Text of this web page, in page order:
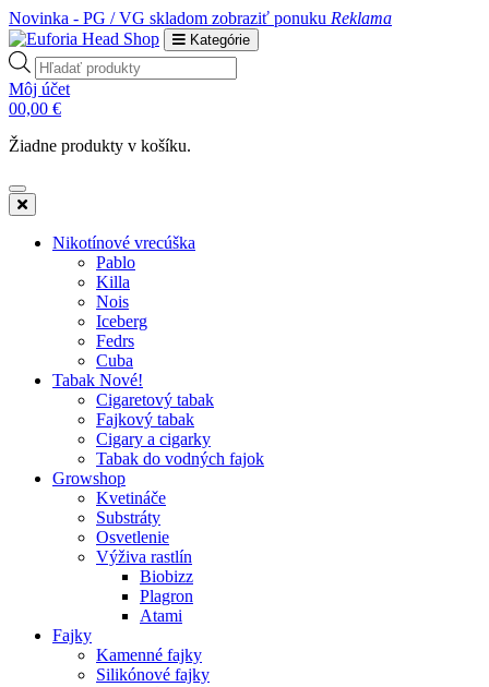
Novinka - PG / VG skladom zobraziť ponuku Reklama
Kategórie
Products
search
Môj účet
00,00 €
Žiadne produkty v košíku.
Nikotínové vrecúška
Pablo
Killa
Nois
Iceberg
Fedrs
Cuba
Tabak Nové!
Cigaretový tabak
Fajkový tabak
Cigary a cigarky
Tabak do vodných fajok
Growshop
Kvetináče
Substráty
Osvetlenie
Výživa rastlín
Biobizz
Plagron
Atami
Fajky
Kamenné fajky
Silikónové fajky